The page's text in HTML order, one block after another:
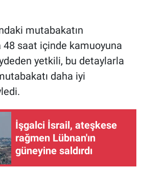
mutabakatın
48 saat içinde kamuoyuna
yetkili, bu detaylarla
daha iyi
İşgalci İsrail, ateşkese
rağmen Lübnan'ın
güneyine saldırdı